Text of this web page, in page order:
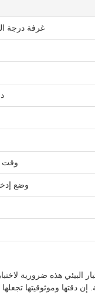
غرفة درجة
وقت
وضع
البيئي هذه ضرورية
إن دقتها وموثوقيتها